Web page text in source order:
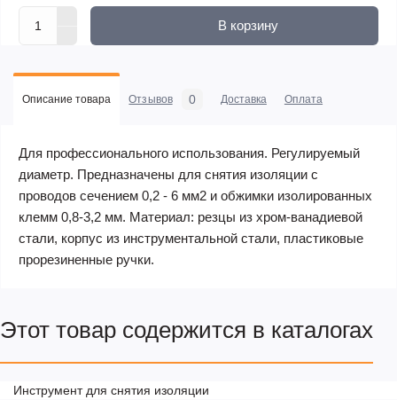
В корзину
Описание товара Отзывов 0 Доставка Оплата
Для профессионального использования. Регулируемый
диаметр. Предназначены для снятия изоляции с
проводов сечением 0,2 - 6 мм2 и обжимки изолированных
клемм 0,8-3,2 мм. Материал: резцы из хром-ванадиевой
стали, корпус из инструментальной стали, пластиковые
прорезиненные ручки.
Этот товар содержится в каталогах
Инструмент для снятия изоляции